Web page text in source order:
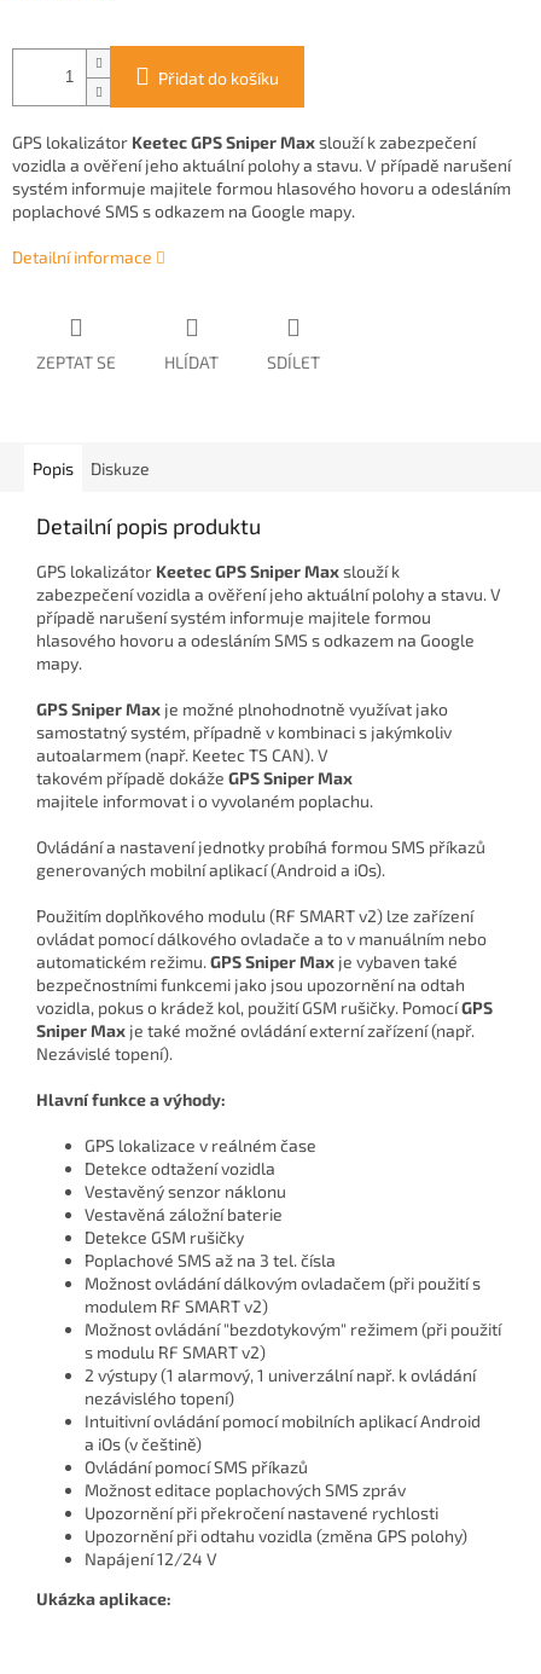
Přidat do košíku
GPS lokalizátor Keetec GPS Sniper Maxslouží k zabezpečení
vozidla a ověření jeho aktuální polohy a stavu. V případě narušení
systém informuje majitele formou hlasového hovoru a odesláním
poplachové SMS s odkazem na Google mapy.
Detailní informace
ZEPTAT SE HLÍDAT SDÍLET
Popis Diskuze
Detailní popis produktu
GPS lokalizátor Keetec GPS Sniper Maxslouží k
zabezpečení vozidla a ověření jeho aktuální polohy a stavu. V
případě narušení systém informuje majitele formou
hlasového hovoru a odesláním SMS s odkazem na Google
mapy.
GPS Sniper Max je možné plnohodnotně využívat jako
samostatný systém, případně v kombinaci s jakýmkoliv
autoalarmem (např. Keetec TS CAN). V
takovém případě dokáže GPS Sniper Max
majitele informovat i o vyvolaném poplachu.
Ovládání a nastavení jednotky probíhá formou SMS příkazů
generovaných mobilní aplikací (Android a iOs).
Použitím doplňkového modulu (RF SMART v2) lze zařízení
ovládat pomocí dálkového ovladače a to v manuálním nebo
automatickém režimu. GPS Sniper Max je vybaven také
bezpečnostními funkcemi jako jsou upozornění na odtah
vozidla, pokus o krádež kol, použití GSM rušičky. PomocíGPS
Sniper Max je také možné ovládání externí zařízení (např.
Nezávislé topení).
Hlavní funkce a výhody:
GPS lokalizace v reálném čase
Detekce odtažení vozidla
Vestavěný senzor náklonu
Vestavěná záložní baterie
Detekce GSM rušičky
Poplachové SMS až na 3 tel. čísla
Možnost ovládání dálkovým ovladačem (při použití s
modulem RF SMART v2)
Možnost ovládání "bezdotykovým" režimem (při použití
s modulu RF SMART v2)
2 výstupy (1 alarmový, 1 univerzální např. k ovládání
nezávislého topení)
Intuitivní ovládání pomocí mobilních aplikací Android
a iOs (v češtině)
Ovládání pomocí SMS příkazů
Možnost editace poplachových SMS zpráv
Upozornění při překročení nastavené rychlosti
Upozornění při odtahu vozidla (změna GPS polohy)
Napájení 12/24 V
Ukázka aplikace: